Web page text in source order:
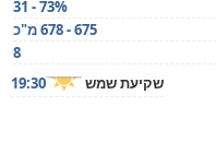
31 - 73%
675 - 678 מ"כ
8
שקיעת שמש 19:30